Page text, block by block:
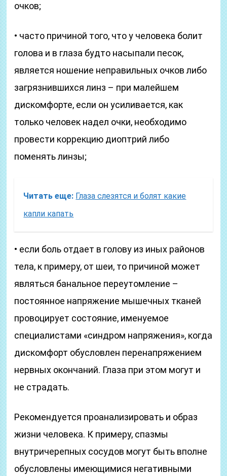
очков;
• часто причиной того, что у человека болит
голова и в глаза будто насыпали песок,
является ношение неправильных очков либо
загрязнившихся линз – при малейшем
дискомфорте, если он усиливается, как
только человек надел очки, необходимо
провести коррекцию диоптрий либо
поменять линзы;
Читать еще: Глаза слезятся и болят какие
капли капать
• если боль отдает в голову из иных районов
тела, к примеру, от шеи, то причиной может
являться банальное переутомление –
постоянное напряжение мышечных тканей
провоцирует состояние, именуемое
специалистами «синдром напряжения», когда
дискомфорт обусловлен перенапряжением
нервных окончаний. Глаза при этом могут и
не страдать.
Рекомендуется проанализировать и образ
жизни человека. К примеру, спазмы
внутричерепных сосудов могут быть вполне
обусловлены имеющимися негативными